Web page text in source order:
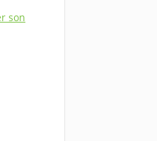
son